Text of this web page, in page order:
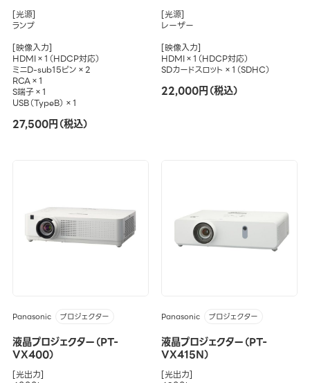
[光源]
ランプ
[映像入力]
HDMI×1（HDCP対応）
ミニD-sub15ピン×2
RCA×1
S端子×1
USB（TypeB）×1
27,500円（税込）
[光源]
レーザー
[映像入力]
HDMI×1（HDCP対応）
SDカードスロット×1（SDHC）
22,000円（税込）
Panasonic プロジェクター
液晶プロジェクター（PT-
VX400）
[光出力]
Panasonic プロジェクター
液晶プロジェクター（PT-
VX415N）
[光出力]